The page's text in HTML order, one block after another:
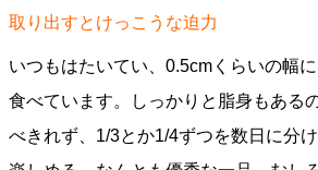
取り出すとけっこうな迫力
いつもはたいてい、0.5cmくらいの幅
食べています。しっかりと脂身もある
べきれず、1/3とか1/4ずつを数日に分